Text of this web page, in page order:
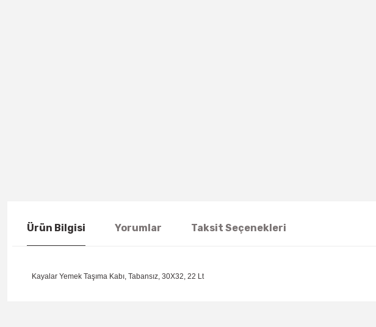
Ürün Bilgisi Yorumlar Taksit Seçenekleri
Kayalar Yemek Taşıma Kabı, Tabansız, 30X32, 22 Lt